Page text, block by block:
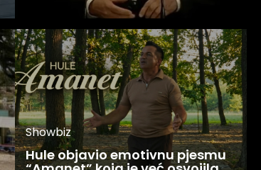
Showbiz
Hule objavio emotivnu pjesmu